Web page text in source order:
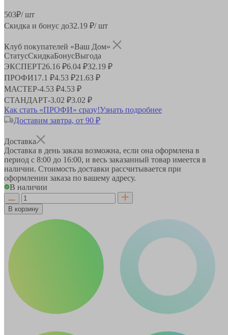
503₽/ шт
Скидка и бонус до32.19 ₽/ шт
Клуб покупателей «Ваш Дом»
СтатусСкидкаБонусВыгода
ЭКСПЕРТ26.16 ₽6.04 ₽32.19 ₽
ПРОФИ17.1 ₽4.53 ₽21.63 ₽
МАСТЕР-4.53 ₽4.53 ₽
СТАНДАРТ-3.02 ₽3.02 ₽
Как стать «ПРОФИ» сразу!Узнать подробнее
Доставим завтра, от 90 ₽
Доставка
Доставка в день заказа возможна, если она оформлена в
период с 8:00 до 16:00, и весь заказанный товар имеется в
наличии. Стоимость доставки рассчитывается при
оформлении заказа по вашему адресу.
В наличии
В корзину